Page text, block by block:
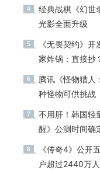
4
经典战棋《幻世
光影全面升级
5
《无畏契约》
家炸锅：直接抄
6
腾讯《怪物猎人
种怪物可供挑战
7
不用肝！韩国轻
醒》公测时间确
8
《传奇4》公开
户超过2440万人